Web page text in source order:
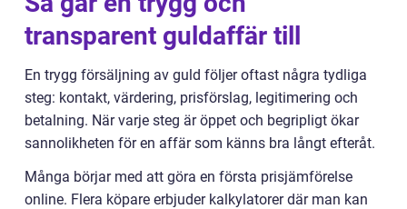
transparent guldaffär till
En trygg försäljning av guld följer oftast några tydliga
steg: kontakt, värdering, prisförslag, legitimering och
betalning. När varje steg är öppet och begripligt ökar
sannolikheten för en affär som känns bra långt efteråt.
Många börjar med att göra en första prisjämförelse
online. Flera köpare erbjuder kalkylatorer där man kan